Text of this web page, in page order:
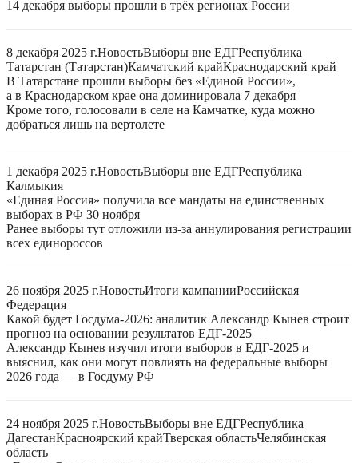
14 декабря выборы прошли в трёх регионах России
8 декабря 2025 г.НовостьВыборы вне ЕДГРеспублика
Татарстан (Татарстан)Камчатский крайКраснодарский край
В Татарстане прошли выборы без «Единой России»,
а в Краснодарском крае она доминировала 7 декабря
Кроме того, голосовали в селе на Камчатке, куда можно
добраться лишь на вертолете
1 декабря 2025 г.НовостьВыборы вне ЕДГРеспублика
Калмыкия
«Единая Россия» получила все мандаты на единственных
выборах в РФ 30 ноября
Ранее выборы тут отложили из-за аннулирования регистрации
всех единороссов
26 ноября 2025 г.НовостьИтоги кампанииРоссийская
Федерация
Какой будет Госдума-2026: аналитик Александр Кынев строит
прогноз на основании результатов ЕДГ-2025
Александр Кынев изучил итоги выборов в ЕДГ-2025 и
выяснил, как они могут повлиять на федеральные выборы
2026 года — в Госдуму РФ
24 ноября 2025 г.НовостьВыборы вне ЕДГРеспублика
ДагестанКрасноярский крайТверская областьЧелябинская
область